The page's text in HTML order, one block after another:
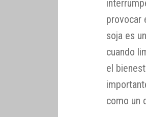
provocar
soja es
cuando
el
como un